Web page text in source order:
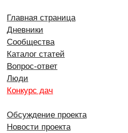
Главная страница
Дневники
Сообщества
Каталог статей
Вопрос-ответ
Люди
Конкурс дач
Обсуждение проекта
Новости проекта